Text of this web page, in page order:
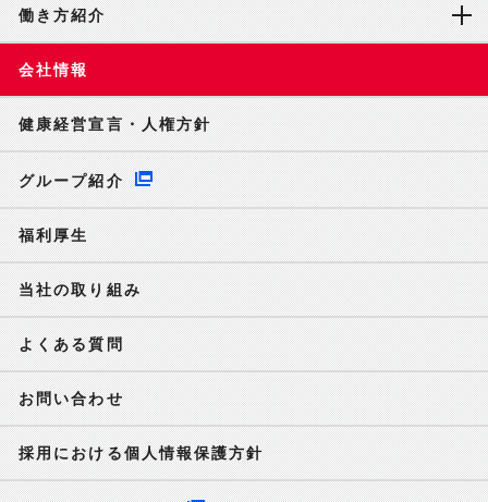
働き方紹介
会社情報
健康経営宣言・人権方針
グループ紹介
福利厚生
当社の取り組み
よくある質問
お問い合わせ
採用における個人情報保護方針